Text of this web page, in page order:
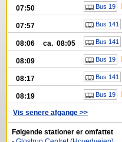
07:50 Bus 19
07:57 Bus 141
08:06 ca. 08:05 Bus 141
08:09 Bus 19
08:17 Bus 141
08:19 Bus 19
Vis senere afgange >>
Følgende stationer er omfattet